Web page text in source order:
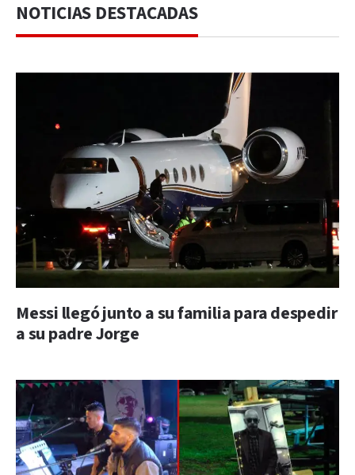
NOTICIAS DESTACADAS
Messi llegó junto a su familia para despedir
a su padre Jorge